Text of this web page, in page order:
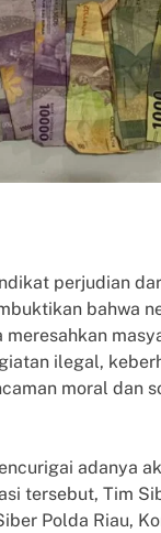
perjudian
bahwa
ilegal,
moral dan
adanya
tersebut, Tim
Polda Riau,